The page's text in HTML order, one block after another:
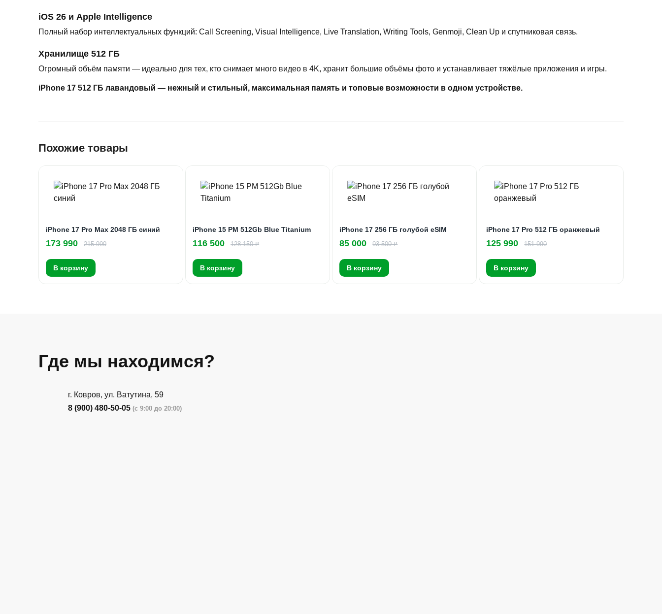
iOS 26 и Apple Intelligence
Полный набор интеллектуальных функций: Call Screening, Visual Intelligence, Live Translation, Writing Tools, Genmoji, Clean Up и спутниковая связь.
Хранилище 512 ГБ
Огромный объём памяти — идеально для тех, кто снимает много видео в 4K, хранит большие объёмы фото и устанавливает тяжёлые приложения и игры.
iPhone 17 512 ГБ лавандовый — нежный и стильный, максимальная память и топовые возможности в одном устройстве.
Похожие товары
iPhone 17 Pro Max 2048 ГБ синий
173 990 215 990
В корзину
iPhone 15 PM 512Gb Blue Titanium
116 500 128 150 ₽
В корзину
iPhone 17 256 ГБ голубой eSIM
85 000 93 500 ₽
В корзину
iPhone 17 Pro 512 ГБ оранжевый
125 990 151 990
В корзину
Где мы находимся?
г. Ковров, ул. Ватутина, 59
8 (900) 480-50-05 (с 9:00 до 20:00)